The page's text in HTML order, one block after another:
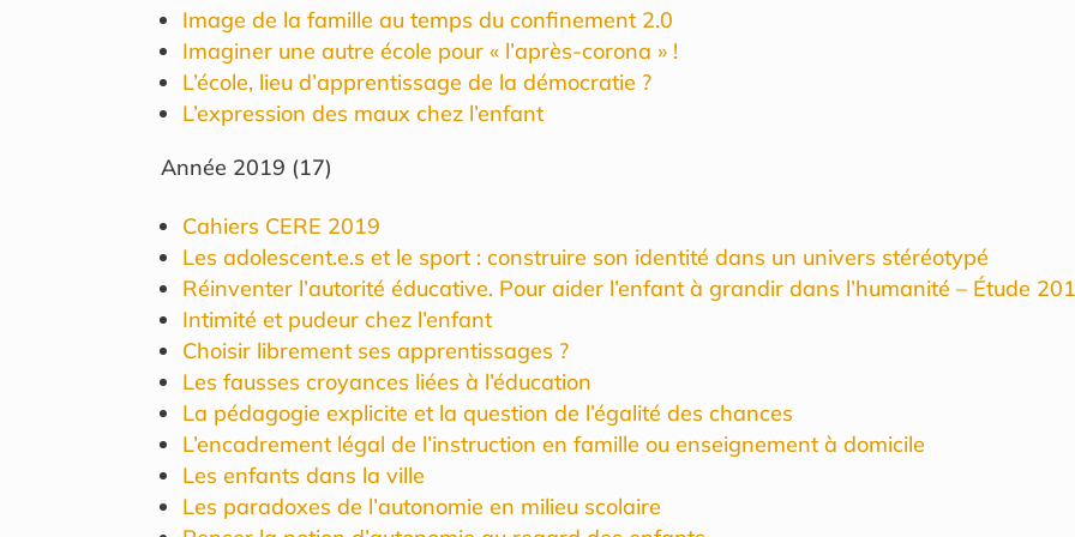
Image de la famille au temps du confinement 2.0
Imaginer une autre école pour « l’après-corona » !
L’école, lieu d’apprentissage de la démocratie ?
L’expression des maux chez l’enfant
Année 2019 (17)
Cahiers CERE 2019
Les adolescent.e.s et le sport : construire son identité dans un univers stéréotypé
Réinventer l’autorité éducative. Pour aider l’enfant à grandir dans l’humanité – Étude
Intimité et pudeur chez l’enfant
Choisir librement ses apprentissages ?
Les fausses croyances liées à l’éducation
La pédagogie explicite et la question de l’égalité des chances
L’encadrement légal de l’instruction en famille ou enseignement à domicile
Les enfants dans la ville
Les paradoxes de l’autonomie en milieu scolaire